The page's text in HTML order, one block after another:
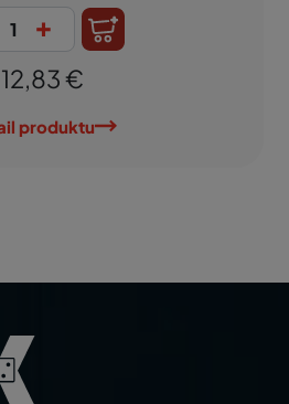
+
12,83 €
produktu